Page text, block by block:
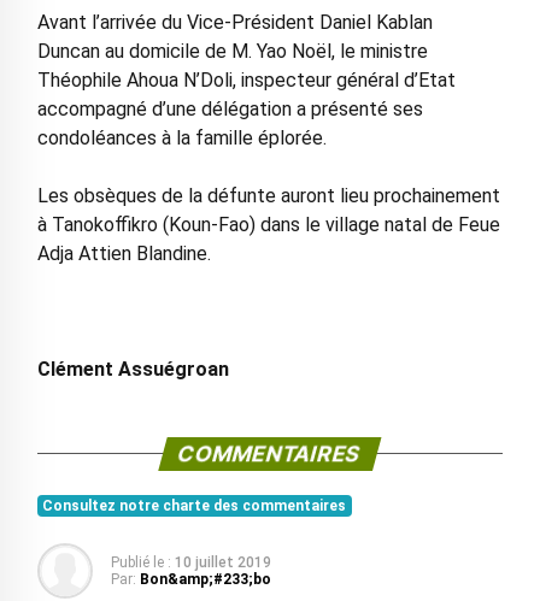
Avant l’arrivée du Vice-Président Daniel Kablan
Duncan au domicile de M. Yao Noël, le ministre
Théophile Ahoua N’Doli, inspecteur général d’Etat
accompagné d’une délégation a présenté ses
condoléances à la famille éplorée.
Les obsèques de la défunte auront lieu prochainement
à Tanokoffikro (Koun-Fao) dans le village natal de Feue
Adja Attien Blandine.
Clément Assuégroan
COMMENTAIRES
Consultez notre charte des commentaires
Publié le : 10 juillet 2019
Par: Bon&amp;#233;bo